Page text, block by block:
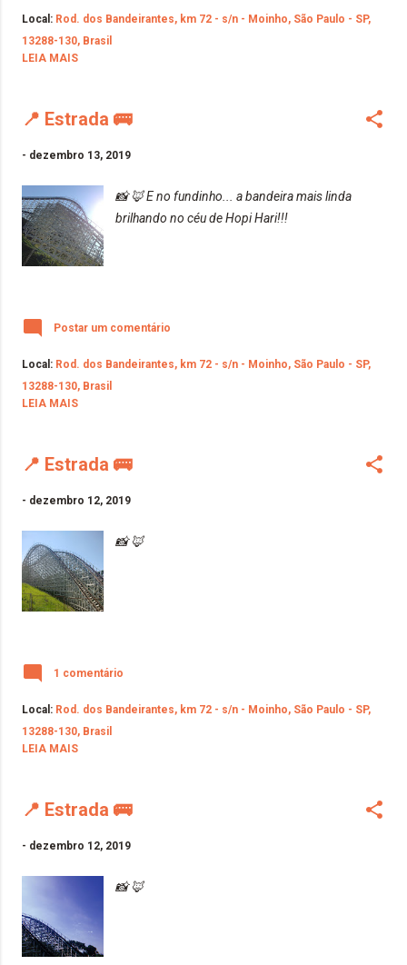
Local: Rod. dos Bandeirantes, km 72 - s/n - Moinho, São Paulo - SP,
13288-130, Brasil
LEIA MAIS
📍 Estrada 🚌
- dezembro 13, 2019
📸 🦊 E no fundinho... a bandeira mais linda
brilhando no céu de Hopi Hari!!!
Postar um comentário
Local: Rod. dos Bandeirantes, km 72 - s/n - Moinho, São Paulo - SP,
13288-130, Brasil
LEIA MAIS
📍 Estrada 🚌
- dezembro 12, 2019
📸 🦊
1 comentário
Local: Rod. dos Bandeirantes, km 72 - s/n - Moinho, São Paulo - SP,
13288-130, Brasil
LEIA MAIS
📍 Estrada 🚌
- dezembro 12, 2019
📸 🦊